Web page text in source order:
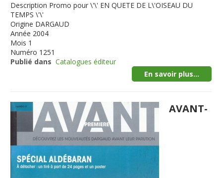
Description Promo pour \'\' EN QUETE DE L\'OISEAU DU
TEMPS \'\'
Origine DARGAUD
Année 2004
Mois 1
Numéro 1251
Publié dans Catalogues éditeur
En savoir plus...
AVANT-